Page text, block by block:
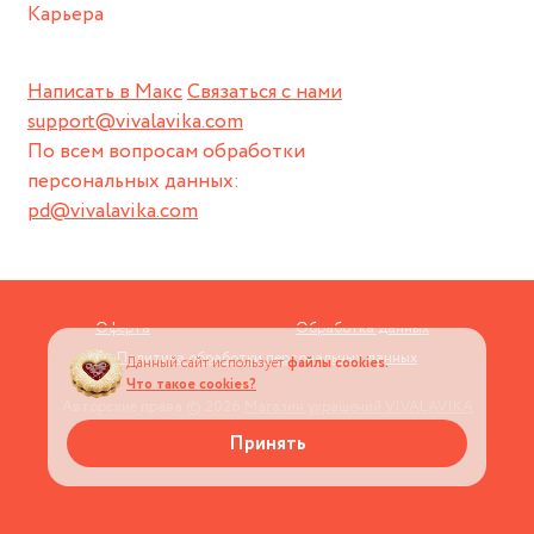
Написать в МаксСвязаться с нами
support@vivalavika.com
По всем вопросам обработки
персональных данных:
pd@vivalavika.com
Карьера
Оферта
Обработка данных
Политика обработки персональных данных
Данный сайт используетфайлы cookies.
Что такое cookies?
Принять